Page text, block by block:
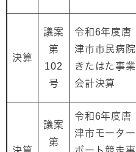
決算
議案
第
102
号
令和6年度唐
津市市民病院
きたはた事業
会計決算
議案
第
令和6年度唐
津市モーター